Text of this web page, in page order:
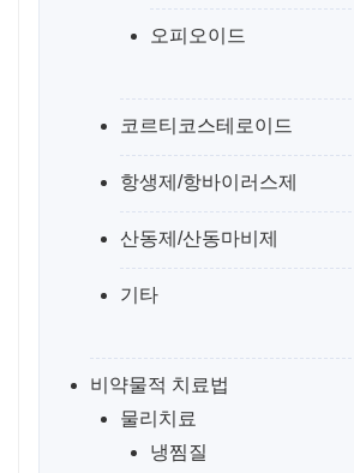
오피오이드
코르티코스테로이드
항생제/항바이러스제
산동제/산동마비제
기타
비약물적 치료법
물리치료
냉찜질